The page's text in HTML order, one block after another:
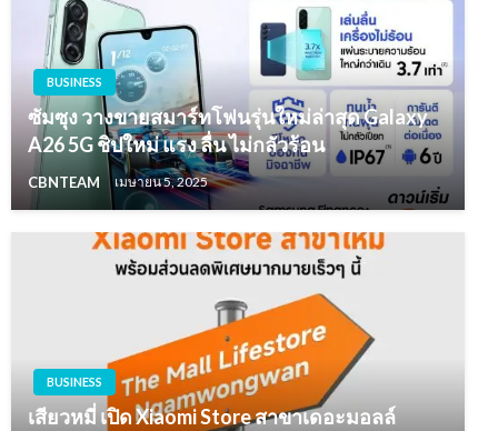
BUSINESS
ซัมซุง วางขายสมาร์ทโฟนรุ่นใหม่ล่าสุด Galaxy
A26 5G ชิปใหม่ แรง ลื่น ไม่กลัวร้อน
CBNTEAM เมษายน 5, 2025
BUSINESS
เสียวหมี่ เปิด Xiaomi Store สาขาเดอะมอลล์